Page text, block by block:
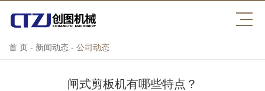
首 页 - 新闻动态 - 公司动态
闸式剪板机有哪些特点？